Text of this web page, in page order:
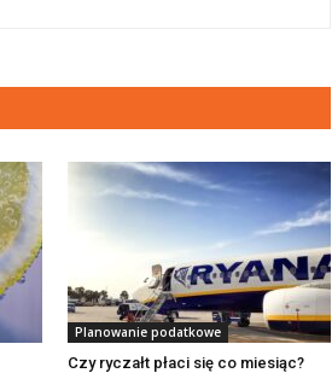
Planowanie podatkowe
Czy ryczałt płaci się co miesiąc?